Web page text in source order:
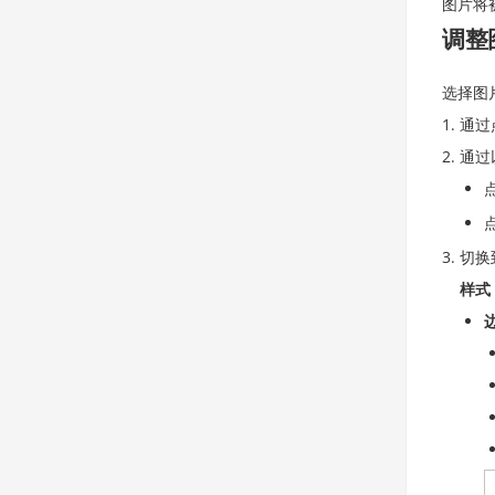
调整
选择图
通过
通过
切
样式